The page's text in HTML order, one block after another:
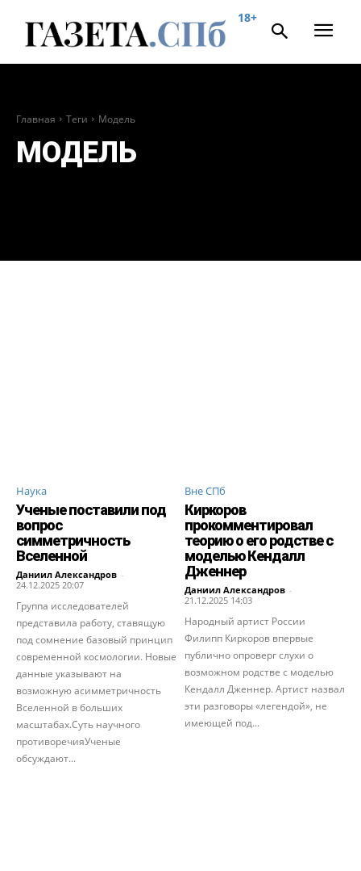
18+
Главная Теги Модель
МОДЕЛЬ
Наука
Ученые поставили под
вопрос
симметричность
Вселенной
Даниил Александров -
24.12.2025 20:07
Группа исследователей
представила работу, ставящую
под сомнение базовый принцип
современной космологии. Новые
данные указывают на
возможную асимметричность
Вселенной в больших
масштабах.Суть научного
противоречияУченые
обсуждают...
Вне СПб
Киркоров
прокомментировал
теорию о его родстве с
моделью Кендалл
Дженнер
Даниил Александров -
21.12.2025 14:03
Народный артист России
Филипп Киркоров впервые
публично опроверг слухи о
возможном родстве с моделью
Кендалл Дженнер. Артист назвал
эти разговоры «легендой», не
имеющей под...